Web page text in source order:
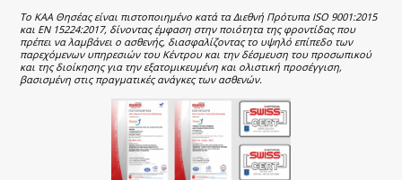
Το ΚΑΑ Θησέας είναι πιστοποιημένο κατά τα Διεθνή Πρότυπα ISO 9001:2015
και EN 15224:2017, δίνοντας έμφαση στην ποιότητα της φροντίδας που
πρέπει να λαμβάνει ο ασθενής, διασφαλίζοντας το υψηλό επίπεδο των
παρεχόμενων υπηρεσιών του Κέντρου και την δέσμευση του προσωπικού
και της διοίκησης για την εξατομικευμένη και ολιστική προσέγγιση,
βασισμένη στις πραγματικές ανάγκες των ασθενών.